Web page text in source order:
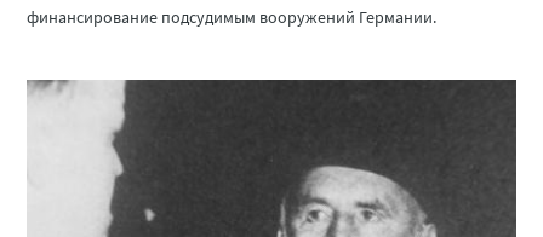
финансирование подсудимым вооружений Германии.